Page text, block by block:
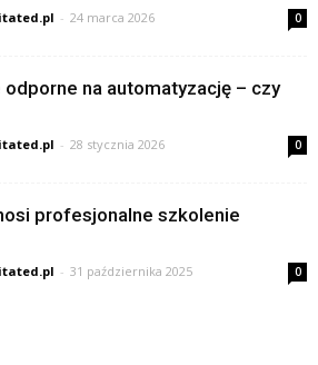
- 24 marca 2026 0
na automatyzację – czy
- 28 stycznia 2026 0
profesjonalne szkolenie
- 31 października 2025 0